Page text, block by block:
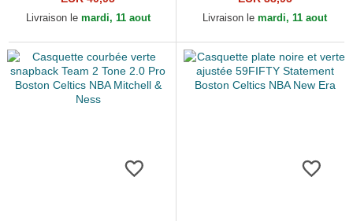
Classics Boston...
Livraison le mardi, 11 aout
Celtics NBA New Era
Livraison le mardi, 11 aout